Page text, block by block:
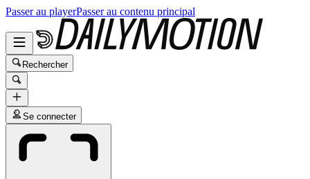
Passer au playerPasser au contenu principal
Rechercher
Se connecter